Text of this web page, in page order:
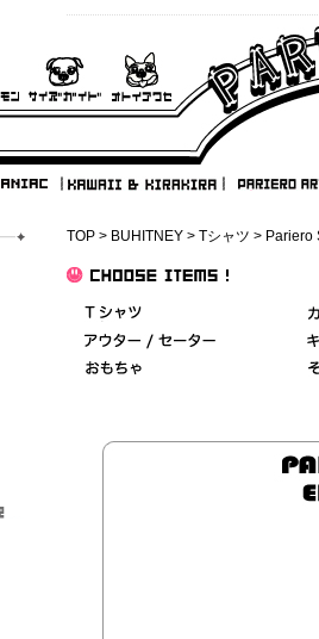
TOP > BUHITNEY > Tシャツ > Pariero